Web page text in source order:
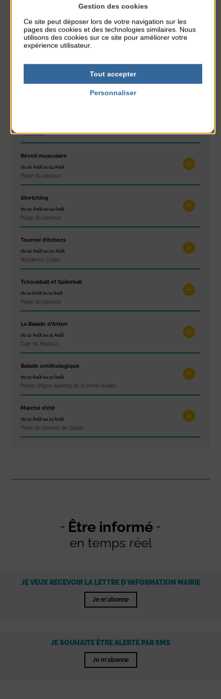
Glisse & Environnement
du 9 Août au 9 Août
Place du Général de Gaulle
du 9 Août au 9 Août
Petit Office
Réveil musculaire
du 10 Août au 14 Août
Plage du passous
Stretching
du 10 Août au 14 Août
Plage du passous
Tournoi d’échecs
du 10 Août au 10 Août
Résidence Challe
Tchoukball et Spikeball
du 11 Août au 11 Août
Plage du passous
La Balade d’Anton
du 12 Août au 15 Août
Cale du Passous
Balade ornithologique
du 12 Août au 12 Août
Pointe d'Agon (parking de la ferme Borde)
Marché d’été
du 13 Août au 13 Août
Place du Général de Gaulle
Être informé
en temps réel
JE VEUX RECEVOIR LA LETTRE D'INFORMATION MAIRIE
Je m'abonne
JE SOUHAITE ÊTRE ALERTÉ PAR SMS
Je m'abonne
Gestion des cookies
Ce site peut déposer lors de votre navigation sur les
pages des cookies et des technologies similaires. Nous
utilisons des cookies sur ce site pour améliorer votre
expérience utilisateur.
Tout accepter
Personnaliser